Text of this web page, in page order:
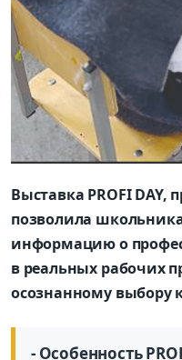
Выставка PROFI
позволила
информацию о
в реальных рабочих
осознанному выбору
- Особенность